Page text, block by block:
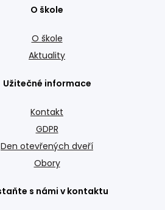
O škole
O škole
Aktuality
Užitečné informace
Kontakt
GDPR
Den otevřených dveří
Obory
s námi v kontaktu